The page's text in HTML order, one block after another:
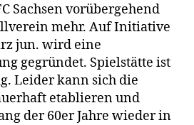
Sachsen vorübergehend
mehr. Auf Initiative
jun. wird eine
gegründet. Spielstätte ist
Leider kann sich die
etablieren und
der 60er Jahre wieder in